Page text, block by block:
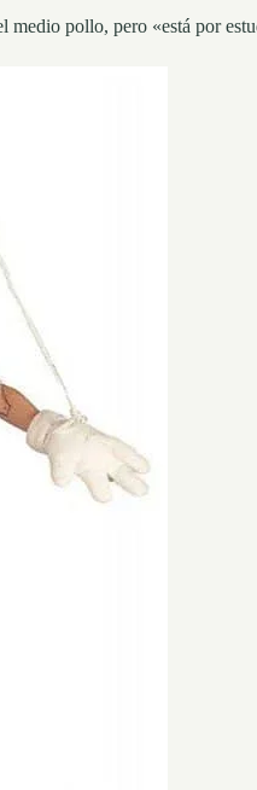
pollo, pero «está por